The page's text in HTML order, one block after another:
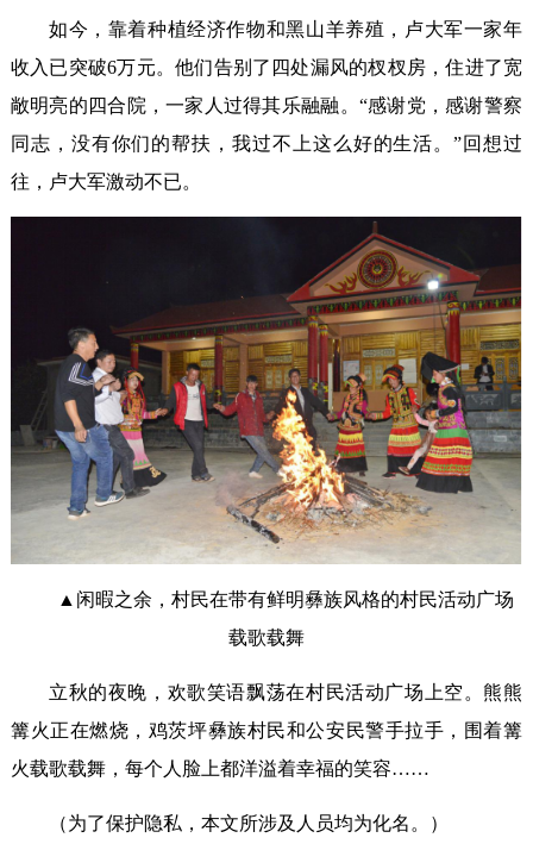
如今，靠着种植经济作物和黑山羊养殖，卢大军一家年
收入已突破6万元。他们告别了四处漏风的杈杈房，住进了宽
敞明亮的四合院，一家人过得其乐融融。“感谢党，感谢警察
同志，没有你们的帮扶，我过不上这么好的生活。”回想过
往，卢大军激动不已。
▲闲暇之余，村民在带有鲜明彝族风格的村民活动广场
载歌载舞
立秋的夜晚，欢歌笑语飘荡在村民活动广场上空。熊熊
篝火正在燃烧，鸡茨坪彝族村民和公安民警手拉手，围着篝
火载歌载舞，每个人脸上都洋溢着幸福的笑容……
（为了保护隐私，本文所涉及人员均为化名。）